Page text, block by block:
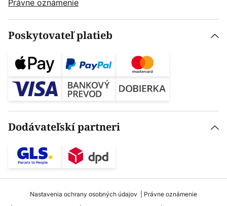
Právne oznámenie
Poskytovateľ platieb
Dodávateľskí partneri
Nastavenia ochrany osobných údajov
Právne oznámenie